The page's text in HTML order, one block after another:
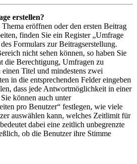
erstellen?
eröffnen oder den ersten Beitrag
finden Sie ein Register „Umfrage
Formulars zur Beitragserstellung.
nicht sehen können, so haben Sie
die Berechtigung, Umfragen zu
einen Titel und mindestens zwei
in die entsprechenden Felder eingeben
dass jede Antwortmöglichkeit in einer
können auch unter
pro Benutzer“ festlegen, wie viele
auswählen kann, welches Zeitlimit für
dabei eine zeitlich unbegrenzte
ob die Benutzer ihre Stimme